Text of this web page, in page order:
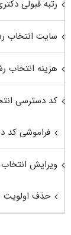
رتبه قبولی
سایت انتخاب
هزینه انتخاب
کد دسترسی
فراموشی کد
ویرایش
حذف اولویت